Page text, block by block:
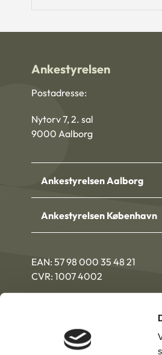
Ankestyrelsen
Postadresse:
Nytorv 7, 2. sal
9000 Aalborg
Ankestyrelsen Aalborg
Ankestyrelsen København
EAN: 57 98 000 35 48 21
CVR: 1007 4002